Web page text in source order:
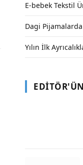
E-bebek Tekstil
Dagi
Yılın İlk